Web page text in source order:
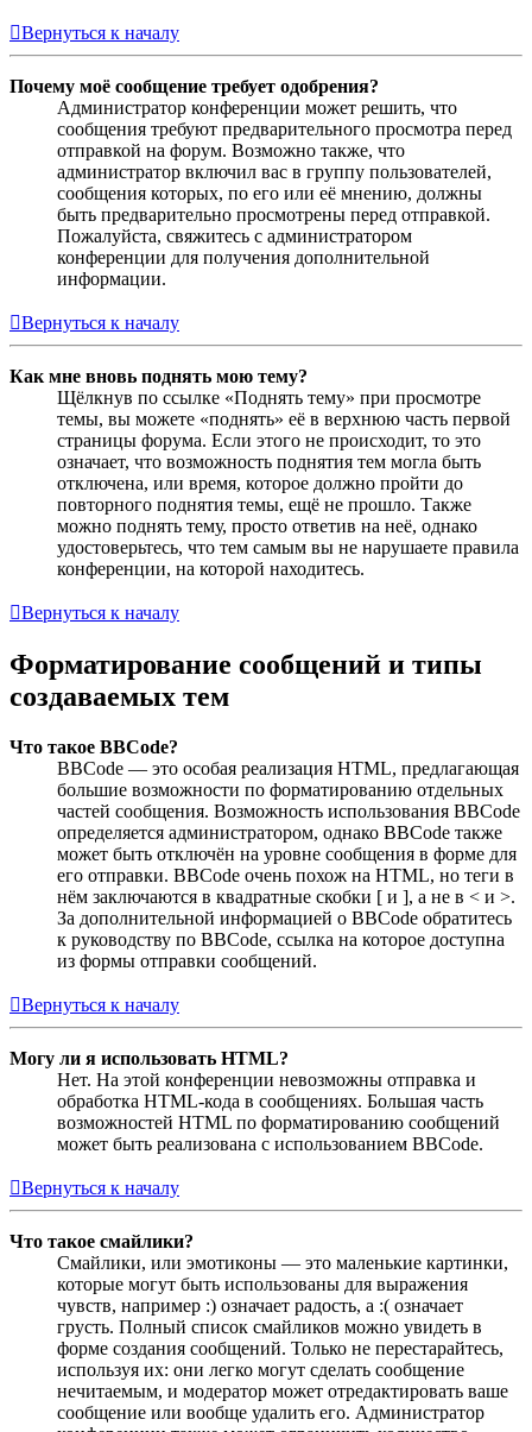
Вернуться к началу
Почему моё сообщение требует одобрения?
Администратор конференции может решить, что
сообщения требуют предварительного просмотра перед
отправкой на форум. Возможно также, что
администратор включил вас в группу пользователей,
сообщения которых, по его или её мнению, должны
быть предварительно просмотрены перед отправкой.
Пожалуйста, свяжитесь с администратором
конференции для получения дополнительной
информации.
Вернуться к началу
Как мне вновь поднять мою тему?
Щёлкнув по ссылке «Поднять тему» при просмотре
темы, вы можете «поднять» её в верхнюю часть первой
страницы форума. Если этого не происходит, то это
означает, что возможность поднятия тем могла быть
отключена, или время, которое должно пройти до
повторного поднятия темы, ещё не прошло. Также
можно поднять тему, просто ответив на неё, однако
удостоверьтесь, что тем самым вы не нарушаете правила
конференции, на которой находитесь.
Вернуться к началу
Форматирование сообщений и типы
создаваемых тем
Что такое BBCode?
BBCode — это особая реализация HTML, предлагающая
большие возможности по форматированию отдельных
частей сообщения. Возможность использования BBCode
определяется администратором, однако BBCode также
может быть отключён на уровне сообщения в форме для
его отправки. BBCode очень похож на HTML, но теги в
нём заключаются в квадратные скобки [ и ], а не в < и >.
За дополнительной информацией о BBCode обратитесь
к руководству по BBCode, ссылка на которое доступна
из формы отправки сообщений.
Вернуться к началу
Могу ли я использовать HTML?
Нет. На этой конференции невозможны отправка и
обработка HTML-кода в сообщениях. Большая часть
возможностей HTML по форматированию сообщений
может быть реализована с использованием BBCode.
Вернуться к началу
Что такое смайлики?
Смайлики, или эмотиконы — это маленькие картинки,
которые могут быть использованы для выражения
чувств, например :) означает радость, а :( означает
грусть. Полный список смайликов можно увидеть в
форме создания сообщений. Только не перестарайтесь,
используя их: они легко могут сделать сообщение
нечитаемым, и модератор может отредактировать ваше
сообщение или вообще удалить его. Администратор